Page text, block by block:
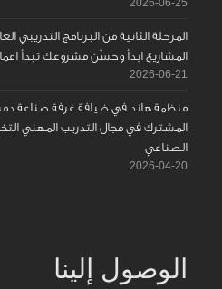
المرحلة الثانية من البرنامج التدريبي
المشاريع ابدأ وحسّن مشروعك تبدأ
2026-06-21
منظمة هاند في ضيافة غرفة صناعة
المشترك في مجال التدريب المهني
الصناعي
2026-04-20
الوصول إلينا